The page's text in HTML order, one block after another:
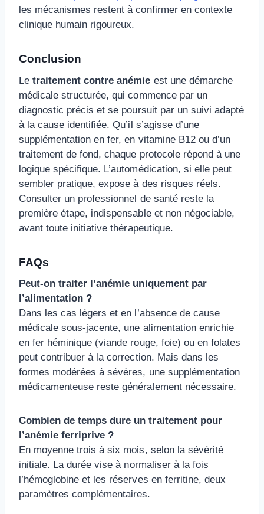
les mécanismes restent à confirmer en contexte
clinique humain rigoureux.
Conclusion
Letraitement contre anémie est une démarche
médicale structurée, qui commence par un
diagnostic précis et se poursuit par un suivi adapté
à la cause identifiée. Qu’il s’agisse d’une
supplémentation en fer, en vitamine B12 ou d’un
traitement de fond, chaque protocole répond à une
logique spécifique. L’automédication, si elle peut
sembler pratique, expose à des risques réels.
Consulter un professionnel de santé reste la
première étape, indispensable et non négociable,
avant toute initiative thérapeutique.
FAQs
Peut-on traiter l’anémie uniquement par
l’alimentation ?
Dans les cas légers et en l’absence de cause
médicale sous-jacente, une alimentation enrichie
en fer héminique (viande rouge, foie) ou en folates
peut contribuer à la correction. Mais dans les
formes modérées à sévères, une supplémentation
médicamenteuse reste généralement nécessaire.
Combien de temps dure un traitement pour
l’anémie ferriprive ?
En moyenne trois à six mois, selon la sévérité
initiale. La durée vise à normaliser à la fois
l’hémoglobine et les réserves en ferritine, deux
paramètres complémentaires.